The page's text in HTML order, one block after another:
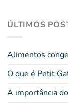
ÚLTIMOS
Alimentos
O que é Petit
A importância